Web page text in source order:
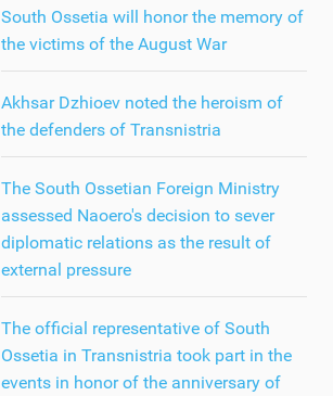
South Ossetia will honor the memory of
the victims of the August War
Akhsar Dzhioev noted the heroism of
the defenders of Transnistria
The South Ossetian Foreign Ministry
assessed Naoero's decision to sever
diplomatic relations as the result of
external pressure
The official representative of South
Ossetia in Transnistria took part in the
events in honor of the anniversary of